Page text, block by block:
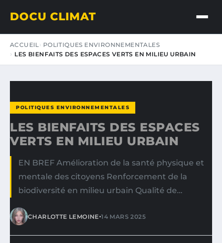
DOCU CLIMAT
ACCUEIL
POLITIQUES ENVIRONNEMENTALES
LES BIENFAITS DES ESPACES VERTS EN MILIEU URBAIN
POLITIQUES ENVIRONNEMENTALES
LES BIENFAITS DES ESPACES
VERTS EN MILIEU URBAIN
EN BREF Amélioration de la santé physique et
mentale des citoyens Renforcement de la
biodiversité en milieu urbain Qualité de…
CHARLOTTE LEMOINE•14 MARS 2025